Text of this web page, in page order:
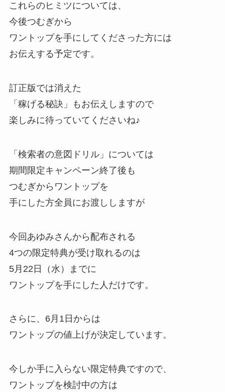
これらのヒミツについては、
今後つむぎから
ワントップを手にしてくださった方には
お伝えする予定です。
訂正版では消えた
「稼げる秘訣」もお伝えしますので
楽しみに待っていてくださいね♪
「検索者の意図ドリル」については
期間限定キャンペーン終了後も
つむぎからワントップを
手にした方全員にお渡ししますが
今回あゆみさんから配布される
4つの限定特典が受け取れるのは
5月22日（水）までに
ワントップを手にした人だけです。
さらに、6月1日からは
ワントップの値上げが決定しています。
今しか手に入らない限定特典ですので、
ワントップを検討中の方は